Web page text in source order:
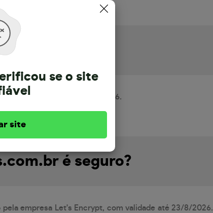
atualizada em 10/7/2026.
é seguro?
empresa Let's Encrypt, com validade até 23/8/2026.
se o site
site